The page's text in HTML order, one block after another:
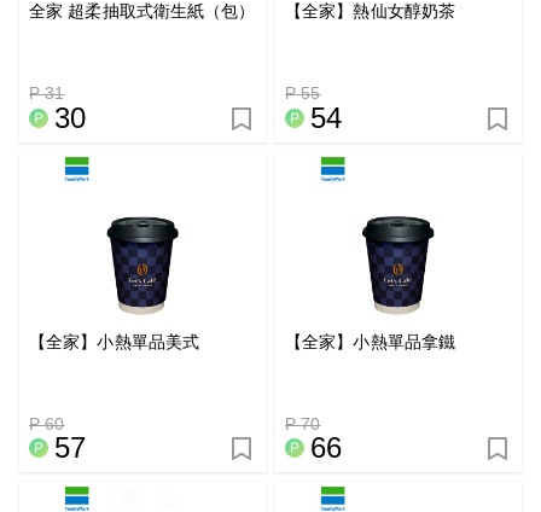
全家 超柔抽取式衛生紙（包）
P 31
30
【全家】熱仙女醇奶茶
P 55
54
【全家】小熱單品美式
P 60
57
【全家】小熱單品拿鐵
P 70
66